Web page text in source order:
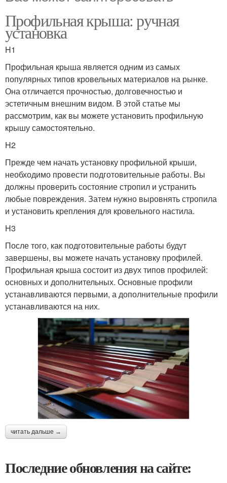
Профильная крыша: ручная
установка
H1
Профильная крыша является одним из самых
популярных типов кровельных материалов на рынке.
Она отличается прочностью, долговечностью и
эстетичным внешним видом. В этой статье мы
рассмотрим, как вы можете установить профильную
крышу самостоятельно.
H2
Прежде чем начать установку профильной крыши,
необходимо провести подготовительные работы. Вы
должны проверить состояние стропил и устранить
любые повреждения. Затем нужно выровнять стропила
и установить крепления для кровельного настила.
H3
После того, как подготовительные работы будут
завершены, вы можете начать установку профилей.
Профильная крыша состоит из двух типов профилей:
основных и дополнительных. Основные профили
устанавливаются первыми, а дополнительные профили
устанавливаются на них.
читать дальше →
Последние обновления на сайте: